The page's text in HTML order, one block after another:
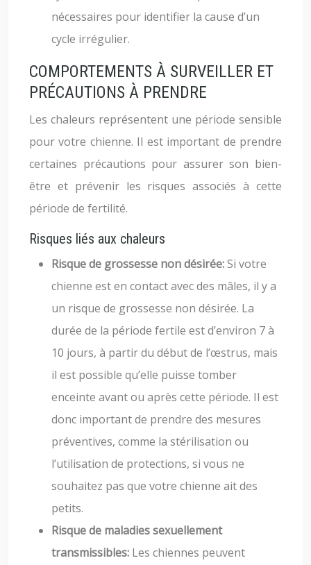
nécessaires pour identifier la cause d’un
cycle irrégulier.
COMPORTEMENTS À SURVEILLER ET
PRÉCAUTIONS À PRENDRE
Les chaleurs représentent une période sensible
pour votre chienne. Il est important de prendre
certaines précautions pour assurer son bien-
être et prévenir les risques associés à cette
période de fertilité.
Risques liés aux chaleurs
Risque de grossesse non désirée:Si votre
chienne est en contact avec des mâles, il y a
un risque de grossesse non désirée. La
durée de la période fertile est d’environ 7 à
10 jours, à partir du début de l’œstrus, mais
il est possible qu’elle puisse tomber
enceinte avant ou après cette période. Il est
donc important de prendre des mesures
préventives, comme la stérilisation ou
l’utilisation de protections, si vous ne
souhaitez pas que votre chienne ait des
petits.
Risque de maladies sexuellement
transmissibles: Les chiennes peuvent